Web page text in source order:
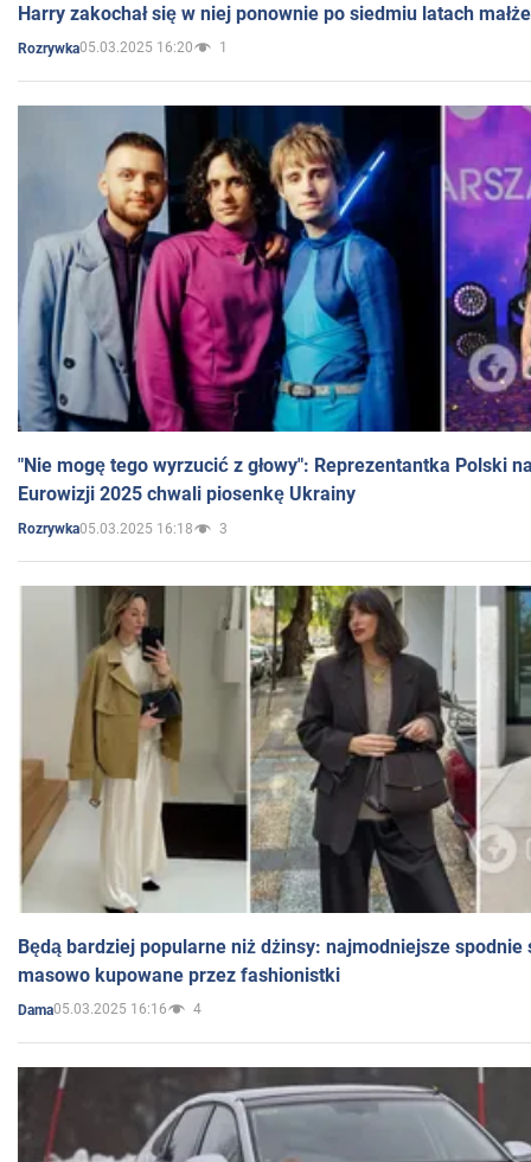
Harry zakochał się w niej ponownie po siedmiu latach
Rozrywka05.03.2025 16:20 1
"Nie mogę tego wyrzucić z głowy": Reprezentantka Polski
Eurowizji 2025 chwali piosenkę Ukrainy
Rozrywka05.03.2025 16:18 3
Będą bardziej popularne niż dżinsy: najmodniejsze spodnie
masowo kupowane przez fashionistki
Dama05.03.2025 16:16 4